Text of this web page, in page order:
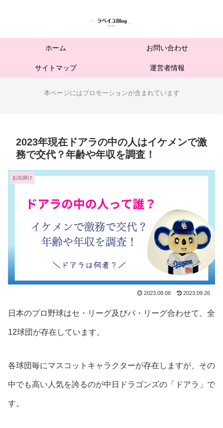
ホーム お問い合わせ
サイトマップ 運営者情報
本ページにはプロモーションが含まれています
2023年現在ドアラの中の人はイケメンで激
務で交代？年齢や年収を調査！
お出掛け
2023.08.08 2023.09.26
日本のプロ野球はセ・リーグ及びパ・リーグ合わせて、全
12球団が存在しています。
各球団毎にマスコットキャラクターが存在しますが、その
中でも高い人気を誇るのが中日ドラゴンズの「ドアラ」で
す。